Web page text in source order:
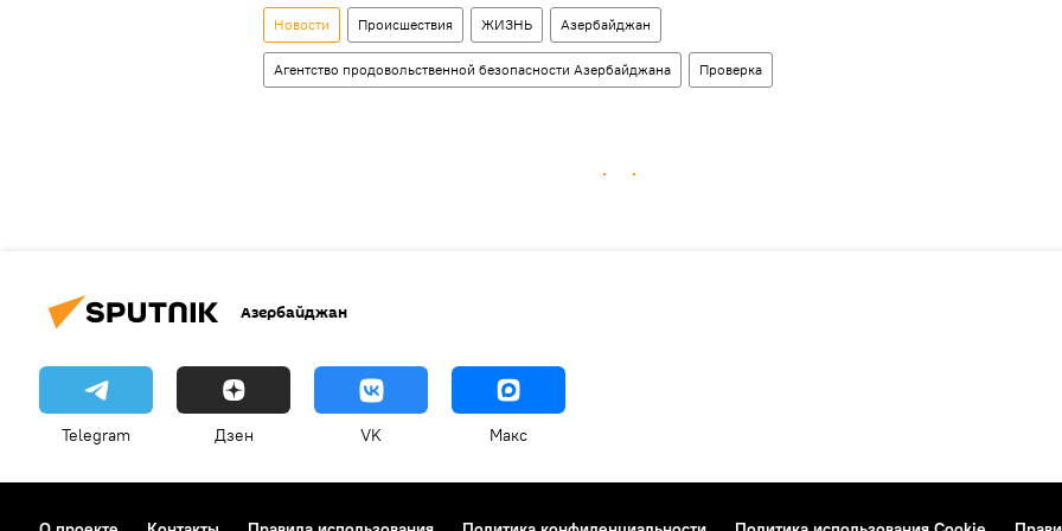
Новости Происшествия ЖИЗНЬ Азербайджан
Агентство продовольственной безопасности Азербайджана Проверка
Азербайджан
Telegram Дзен VK Макс